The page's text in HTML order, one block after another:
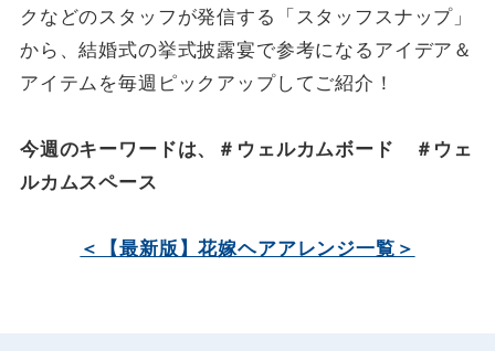
クなどのスタッフが発信する「スタッフスナップ」
から、結婚式の挙式披露宴で参考になるアイデア＆
アイテムを毎週ピックアップしてご紹介！
今週のキーワードは、＃ウェルカムボード ＃ウェ
ルカムスペース
＜【最新版】花嫁ヘアアレンジ一覧＞